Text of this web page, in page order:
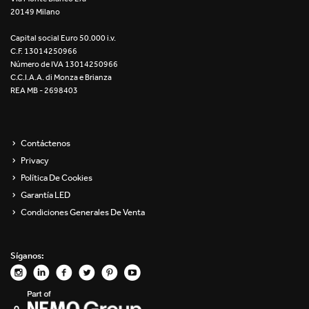
Re Low LED
Roll IOS
Unit 1X
Unit Channel
Unit Round
Yori Evo 48V
Yori Evo Box
20149 Milano
Capital social Euro 50.000 i.v.
C.F. 13014250966
Número de IVA 13014250966
C.C.I.A.A. di Monza e Brianza
REA MB - 2698403
Contáctenos
Privacy
Política De Cookies
Garantía LED
Condiciones Generales De Venta
Síganos: